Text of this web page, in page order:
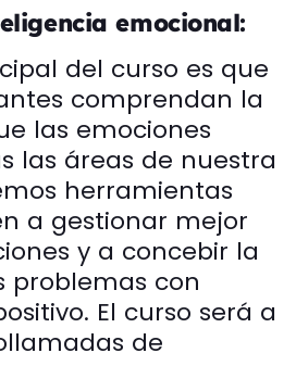
emocional:
del curso es que
comprendan la
las emociones
las áreas de nuestra
herramientas
a gestionar mejor
y a concebir la
problemas con
El curso será a
de